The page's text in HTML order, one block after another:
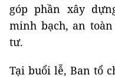
góp phần xây
minh bạch, an
tư.
Tại buổi lễ, Ban tổ